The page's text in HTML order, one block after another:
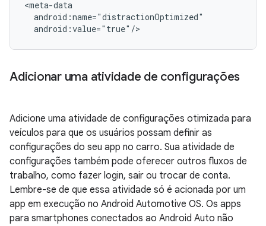
Adicionar uma atividade de configurações
Adicione uma atividade de configurações otimizada para
veículos para que os usuários possam definir as
configurações do seu app no carro. Sua atividade de
configurações também pode oferecer outros fluxos de
trabalho, como fazer login, sair ou trocar de conta.
Lembre-se de que essa atividade só é acionada por um
app em execução no Android Automotive OS. Os apps
para smartphones conectados ao Android Auto não